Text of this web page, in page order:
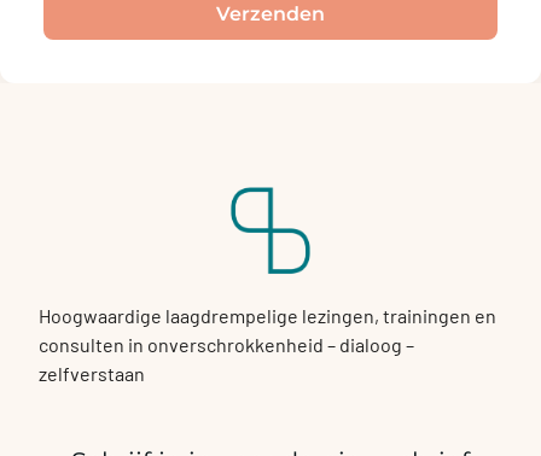
Verzenden
Hoogwaardige laagdrempelige lezingen, trainingen en
consulten in onverschrokkenheid – dialoog –
zelfverstaan